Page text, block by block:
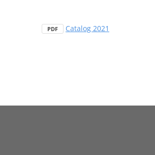
PDF Catalog 2021